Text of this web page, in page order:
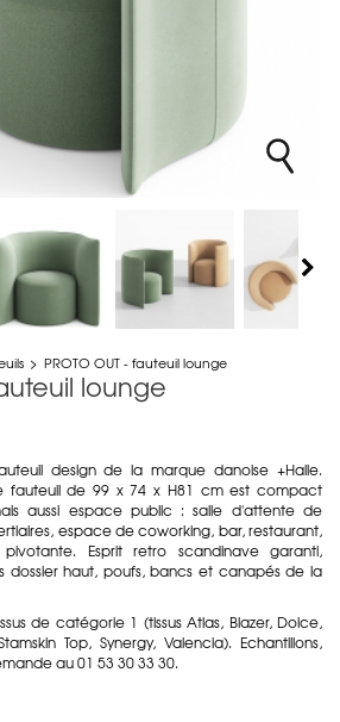
> PROTO OUT - fauteuil lounge
lounge
design de la marque danoise +Halle.
fauteuil de 99 x 74 x H81 cm est compact
aussi espace public : salle d'attente de
espace de coworking, bar, restaurant,
Esprit retro scandinave garanti,
dossier haut, poufs, bancs et canapés de la
de catégorie 1 (tissus Atlas, Blazer, Dolce,
Top, Synergy, Valencia). Echantillons,
au 01 53 30 33 30.